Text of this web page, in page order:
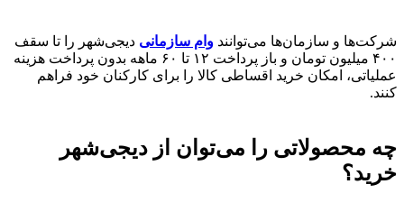
شرکت‌ها و سازمان‌ها می‌توانند وام سازمانی دیجی‌شهر را تا سقف
۴۰۰ میلیون تومان و باز پرداخت ۱۲ تا ۶۰
ماهه بدون پرداخت هزینه
عملیاتی، امکان خرید اقساطی کالا را برای کارکنان خود فراهم
کنند.
چه محصولاتی را می‌توان از دیجی‌شهر
خرید؟